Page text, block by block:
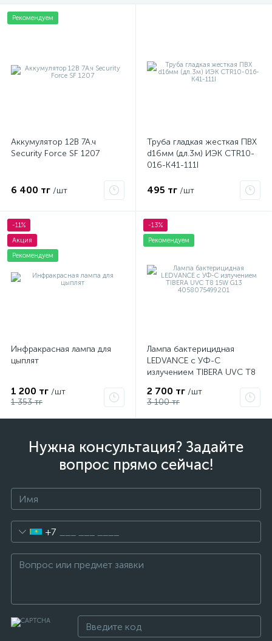
Рекомендуем
Аккумулятор 12В 7А.ч
Security Force SF 1207
6 400 тг /шт
Труба гладкая жесткая ПВХ
d16мм (дл.3м) ИЭК CTR10-
016-K41-111I
495 тг /шт
-11%
Акция
Рекомендуем
Инфракрасная лампа для
цыплят
1 200 тг /шт
1 353 тг
-13%
Рекомендуем
Лампа бактерицидная
LEDVANCE с УФ-С
излучением TIBERA UVC T8
2 700 тг /шт
3 100 тг
Нужна консультация? Задайте
вопрос прямо сейчас!
+7